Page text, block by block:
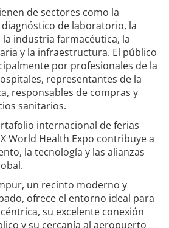
de sectores como la
de laboratorio, la
industria farmacéutica, la
y la infraestructura. El público
por profesionales de la
representantes de la
responsables de compras y
sanitarios.
internacional de ferias
World Health Expo contribuye a
la tecnología y las alianzas
un recinto moderno y
ofrece el entorno ideal para
su excelente conexión
y su cercanía al aeropuerto